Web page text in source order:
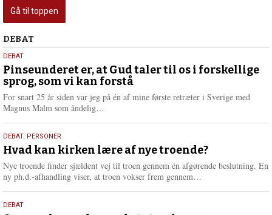
Gå til toppen
Debat
DEBAT
5.
august
2026
DEBAT
Pinseunderet er, at Gud taler til os i forskellige
sprog, som vi kan forstå
For snart 25 år siden var jeg på én af mine første retræter i Sverige med
Magnus Malm som åndelig…
e
e
25.
juli
2026
DEBAT, PERSONER
Hvad kan kirken lære af nye troende?
Nye troende finder sjældent vej til troen gennem én afgørende beslutning. En
ny ph.d.-afhandling viser, at troen vokser frem gennem…
9.
DEBAT